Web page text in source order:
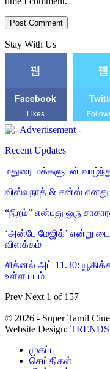
Stay With Us
Facebook
Likes
Recent Updates
மதுரை மக்களுடன்
விஸ்வநாத் & சன்ஸ் எனது
“நிறம்” என்பது ஒரு
‘அன்பே மேஜிக்’ என்று
விளக்கம்
சிக்னல் அட் 11.30:
உள்ள படம்
Prev Next 1 of 157
© 2026 - Super Tamil
Website Design:
முகப்பு
செய்திகள்